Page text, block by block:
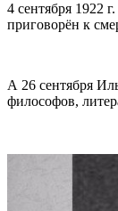
4 сентября 1922
приговорён к
А 26 сентября
философов,